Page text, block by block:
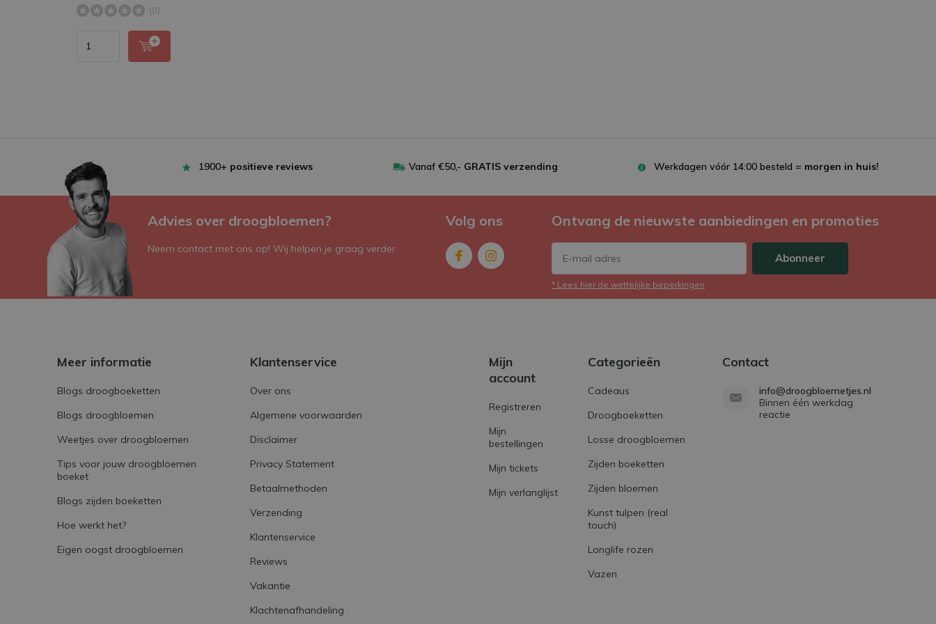
(0)
1900+ positieve reviews Vanaf €50,- GRATIS verzending Werkdagen vóór 14:00 besteld = morgen in huis!
Advies over droogbloemen?
Neem contact met ons op! Wij helpen je graag verder.
Volg ons Ontvang de nieuwste aanbiedingen en promoties
Abonneer
* Lees hier de wettelijke beperkingen
Meer informatie
Blogs droogboeketten
Blogs droogbloemen
Weetjes over droogbloemen
Tips voor jouw droogbloemen
boeket
Blogs zijden boeketten
Hoe werkt het?
Eigen oogst droogbloemen
Klantenservice
Over ons
Algemene voorwaarden
Disclaimer
Privacy Statement
Betaalmethoden
Verzending
Klantenservice
Reviews
Vakantie
Klachtenafhandeling
Mijn
account
Registreren
Mijn
bestellingen
Mijn tickets
Mijn verlanglijst
Categorieën
Cadeaus
Droogboeketten
Losse droogbloemen
Zijden boeketten
Zijden bloemen
Kunst tulpen (real
touch)
Longlife rozen
Vazen
Contact
info@droogbloemetjes.nl
Binnen één werkdag
reactie